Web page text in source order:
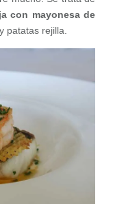
con mayonesa de
patatas rejilla.